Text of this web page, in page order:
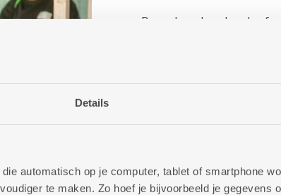
Details
automatisch op je computer, tablet of smartphone
te maken. Zo hoef je bijvoorbeeld je gegevens
Bezoekers konden de
vanuit een heuse
In totaal kwamen er
Meer dan 70
flat